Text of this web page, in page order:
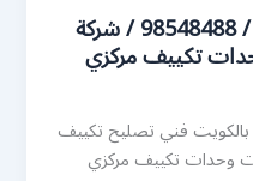
فني تصليح تكييف مشرف / 98548488 / شركة
تكييف مركزي
فني تصليح تكييف
وحدات تكييف مركزي